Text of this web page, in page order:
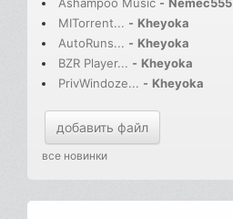
Ashampoo Music - Nemec555
MITorrent... - Kheyoka
AutoRuns... - Kheyoka
BZR Player... - Kheyoka
PrivWindoze... - Kheyoka
добавить файл
все новинки